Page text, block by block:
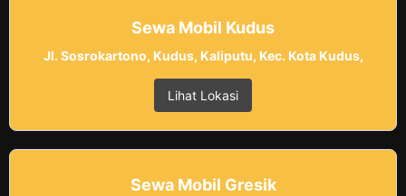
Sewa Mobil Kudus
Jl. Sosrokartono, Kudus, Kaliputu, Kec. Kota Kudus,
Lihat Lokasi
Sewa Mobil Gresik